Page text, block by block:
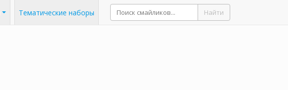
Тематические наборы Найти